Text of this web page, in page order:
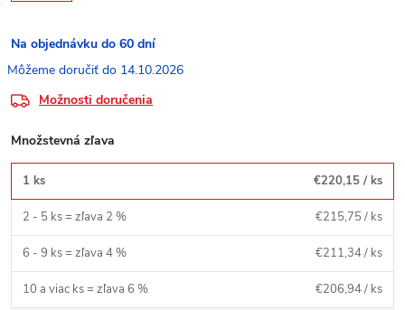
Na objednávku do 60 dní
14.10.2026
Možnosti doručenia
Množstevná zľava
1 ks €220,15 / ks
2 - 5 ks = zľava 2 % €215,75 / ks
6 - 9 ks = zľava 4 % €211,34/ ks
10 a viac ks = zľava 6 % €206,94/ ks